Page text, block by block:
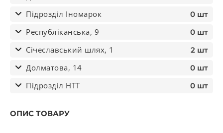
Підрозділ Іномарок 0 шт
Республіканська, 9 0 шт
Січеславський шлях, 1 2 шт
Долматова, 14 0 шт
Підрозділ НТТ 0 шт
ОПИС ТОВАРУ